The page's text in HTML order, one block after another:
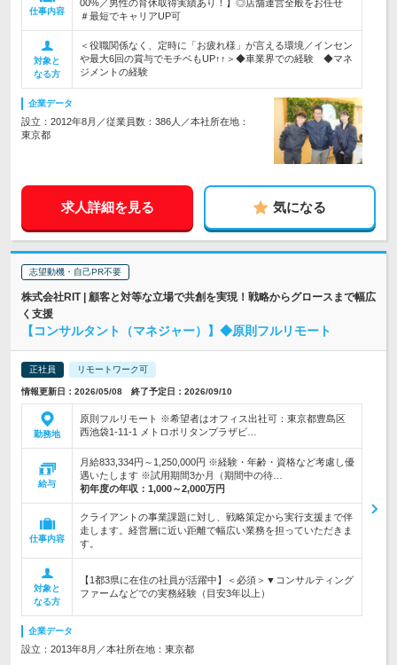
仕事内容
00%／男性の育休取得実績あり！】◎店舗運営全般をお任せ
＃最短でキャリアUP可
対象と
なる方
＜役職関係なく、定時に「お疲れ様」が言える環境／インセン
や最大6回の賞与でモチベもUP↑↑＞◆車業界での経験 ◆マネ
ジメントの経験
企業データ
設立：2012年8月／従業員数：386人／本社所在地：
東京都
求人詳細を見る 気になる
志望動機・自己PR不要
株式会社RIT | 顧客と対等な立場で共創を実現！戦略からグロースまで幅広
く支援
【コンサルタント（マネジャー）】◆原則フルリモート
正社員 リモートワーク可
情報更新日：2026/05/08 終了予定日：2026/09/10
勤務地
原則フルリモート ※希望者はオフィス出社可：東京都豊島区
西池袋1-11-1 メトロポリタンプラザビ…
給与
月給833,334円～1,250,000円 ※経験・年齢・資格など考慮し優
遇いたします ※試用期間3か月（期間中の待…
初年度の年収： 1,000～2,000万円
仕事内容
クライアントの事業課題に対し、戦略策定から実行支援まで伴
走します。経営層に近い距離で幅広い業務を担っていただきま
す。
対象と
なる方
【1都3県に在住の社員が活躍中】＜必須＞▼コンサルティング
ファームなどでの実務経験（目安3年以上）
企業データ
設立：2013年8月／本社所在地：東京都